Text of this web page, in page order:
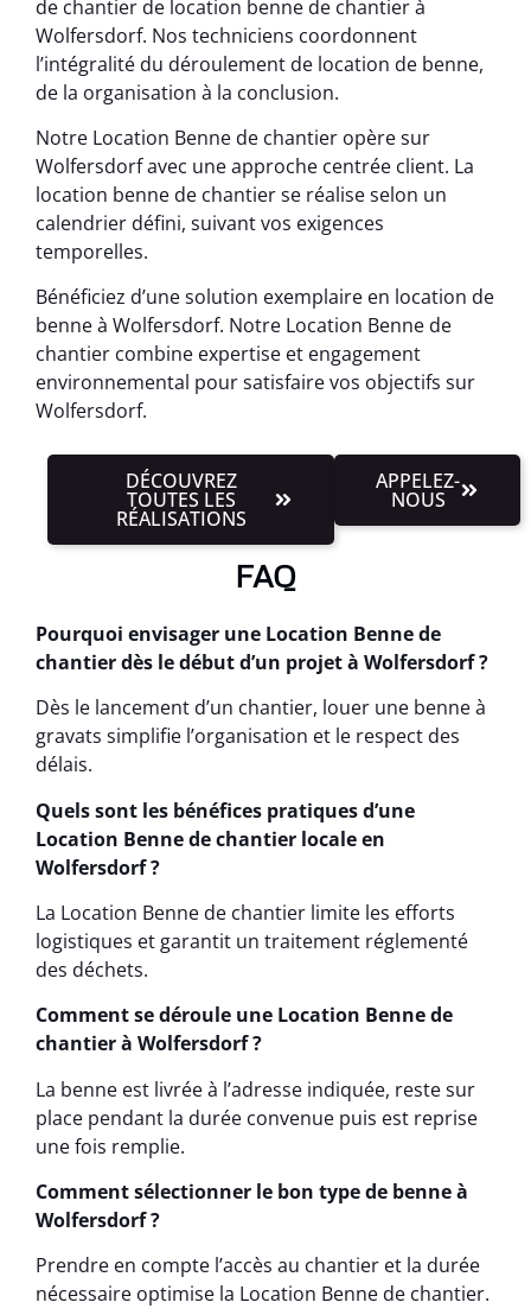
de chantier de location benne de chantier à
Wolfersdorf. Nos techniciens coordonnent
l’intégralité du déroulement de location de benne,
de la organisation à la conclusion.
Notre Location Benne de chantier opère sur
Wolfersdorf avec une approche centrée client. La
location benne de chantier se réalise selon un
calendrier défini, suivant vos exigences
temporelles.
Bénéficiez d’une solution exemplaire en location de
benne à Wolfersdorf. Notre Location Benne de
chantier combine expertise et engagement
environnemental pour satisfaire vos objectifs sur
Wolfersdorf.
DÉCOUVREZ
TOUTES LES
RÉALISATIONS
APPELEZ-
NOUS
FAQ
Pourquoi envisager une Location Benne de
chantier dès le début d’un projet à Wolfersdorf ?
Dès le lancement d’un chantier, louer une benne à
gravats simplifie l’organisation et le respect des
délais.
Quels sont les bénéfices pratiques d’une
Location Benne de chantier locale en
Wolfersdorf ?
La Location Benne de chantier limite les efforts
logistiques et garantit un traitement réglementé
des déchets.
Comment se déroule une Location Benne de
chantier à Wolfersdorf ?
La benne est livrée à l’adresse indiquée, reste sur
place pendant la durée convenue puis est reprise
une fois remplie.
Comment sélectionner le bon type de benne à
Wolfersdorf ?
Prendre en compte l’accès au chantier et la durée
nécessaire optimise la Location Benne de chantier.